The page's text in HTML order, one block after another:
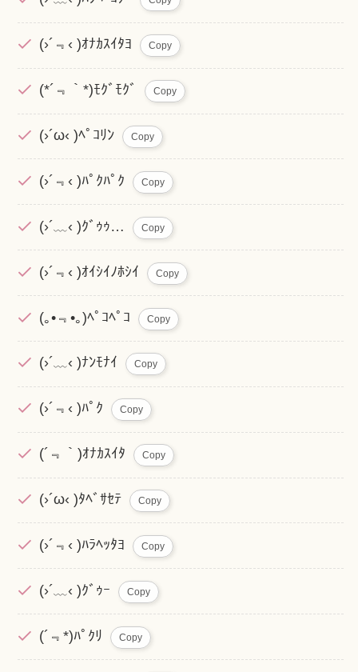
(›´﹃‹ )ｵﾅｶｽｲﾀﾖ Copy
(*´﹃｀*)ﾓｸﾞﾓｸﾞ Copy
(›´ω‹ )ﾍﾟｺﾘﾝ Copy
(›´﹃‹ )ﾊﾟｸﾊﾟｸ Copy
(›´﹏‹ )ｸﾞｩｩ… Copy
(›´﹃‹ )ｵｲｼｲﾉﾎｼｲ Copy
(｡•﹃•｡)ﾍﾟｺﾍﾟｺ Copy
(›´﹏‹ )ﾅﾝﾓﾅｲ Copy
(›´﹃‹ )ﾊﾟｸ Copy
(´﹃｀)ｵﾅｶｽｲﾀ Copy
(›´ω‹ )ﾀﾍﾞｻｾﾃ Copy
(›´﹃‹ )ﾊﾗﾍｯﾀﾖ Copy
(›´﹏‹ )ｸﾞｩｰ Copy
(´﹃*)ﾊﾟｸﾘ Copy